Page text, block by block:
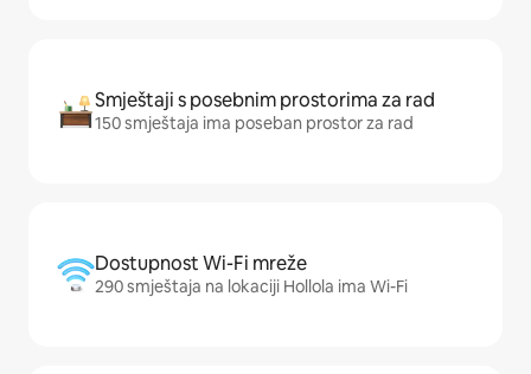
Smještaji s posebnim prostorima za rad
150 smještaja ima poseban prostor za rad
Dostupnost Wi-Fi mreže
290 smještaja na lokaciji Hollola ima Wi-Fi